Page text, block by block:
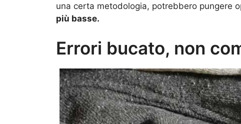
una certa metodologia, potrebbero pungere
più basse.
Errori bucato, non